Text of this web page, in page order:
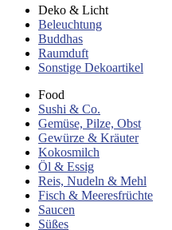
Deko & Licht
Beleuchtung
Buddhas
Raumduft
Sonstige Dekoartikel
Food
Sushi & Co.
Gemüse, Pilze, Obst
Gewürze & Kräuter
Kokosmilch
Öl & Essig
Reis, Nudeln & Mehl
Fisch & Meeresfrüchte
Saucen
Süßes